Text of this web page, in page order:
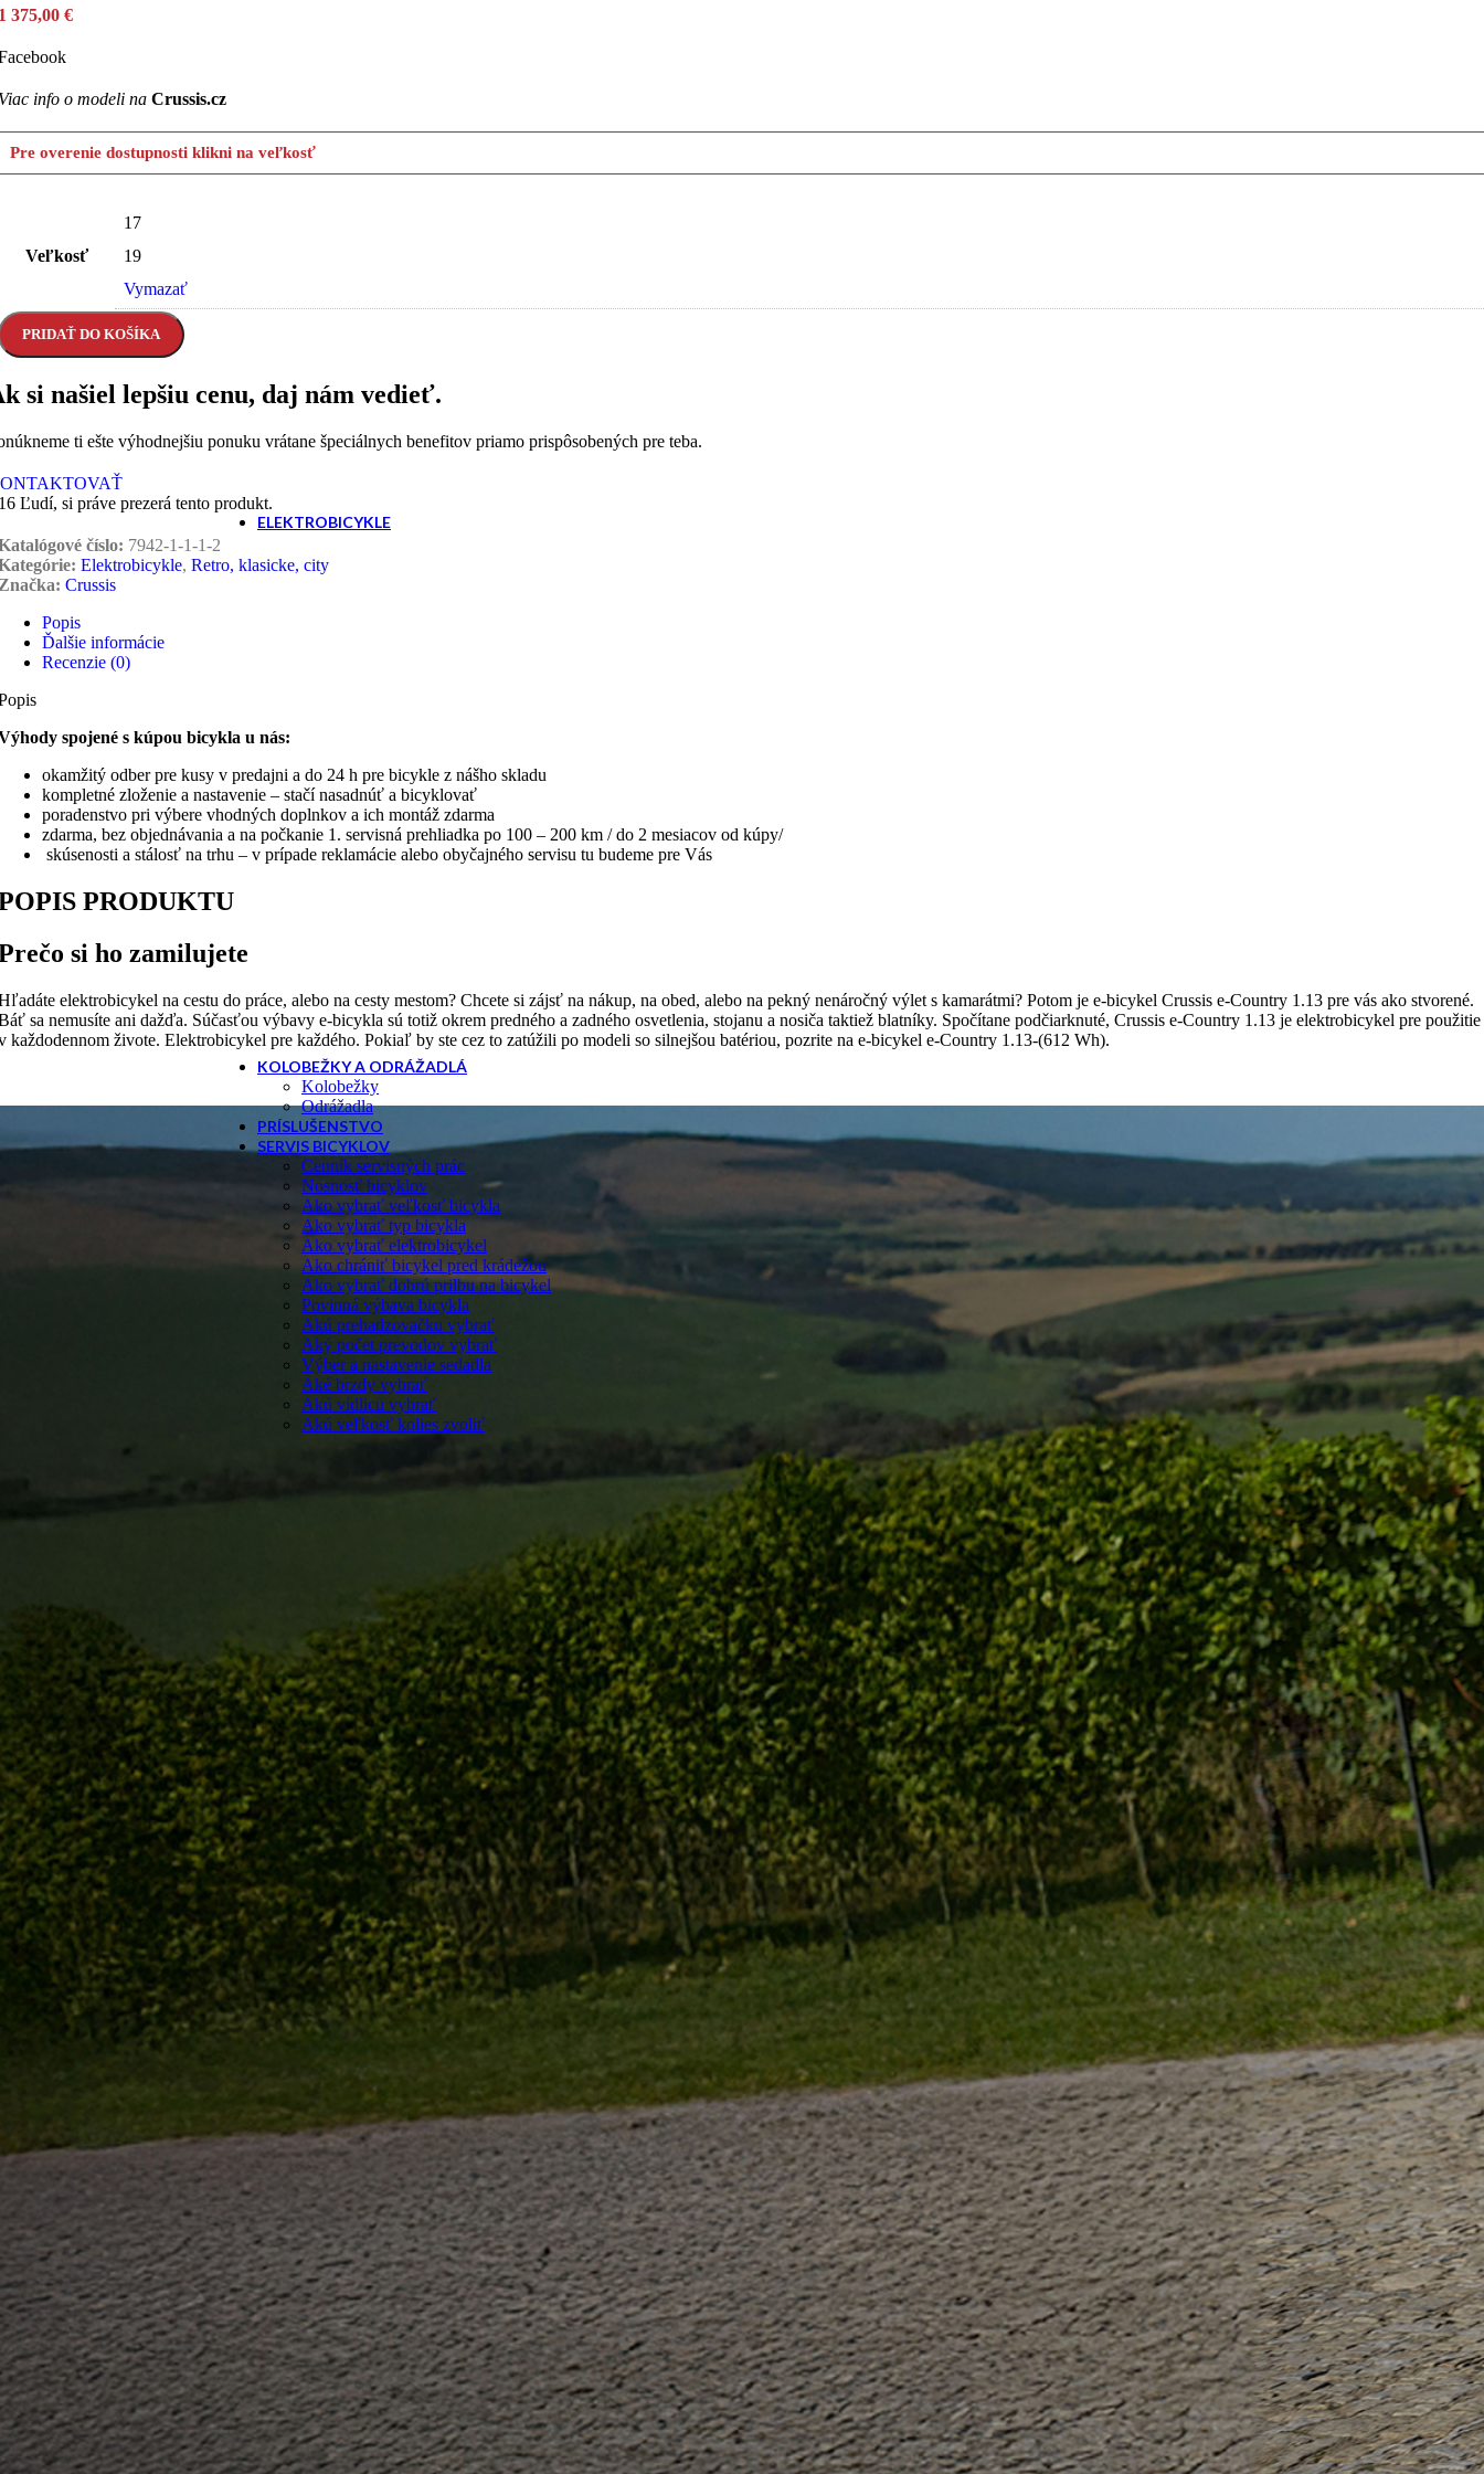
Galanta
+421 908 117 033
ELEKTROBICYKLE
Horské - MTB
Retro, klasicke, city
KOLOBEŽKY A ODRÁŽADLÁ
Kolobežky
Odrážadla
PRÍSLUŠENSTVO
SERVIS BICYKLOV
Cenník servisných prác
Nosnosť bicyklov
Ako vybrať veľkosť bicykla
Ako vybrať typ bicykla
Ako vybrať elektrobicykel
Ako chrániť bicykel pred krádežou
Ako vybrať dobrú prilbu na bicykel
Povinná výbava bicykla
Akú prehadzovačku vybrať
Aký počet prevodov vybrať
Výber a nastavenie sedadla
Aké brzdy vybrať
Akú vidlicu vybrať
Akú veľkosť kolies zvoliť
375,00 €
info o modeli na Crussis.cz
Pre overenie dostupnosti klikni na veľkosť
Veľkosť
17
19
Vymazať
PRIDAŤ DO KOŠÍKA
si našiel lepšiu cenu, daj nám vedieť.
ti ešte výhodnejšiu ponuku vrátane špeciálnych benefitov priamo prispôsobených pre teba.
Ľudí, si práve prezerá tento produkt.
číslo: 7942-1-1-1-2
Elektrobicykle, Retro, klasicke, city
Crussis
Popis
Ďalšie informácie
Recenzie (0)
spojené s kúpou bicykla u nás:
okamžitý odber pre kusy v predajni a do 24 h pre bicykle z nášho skladu
kompletné zloženie a nastavenie – stačí nasadnúť a bicyklovať
poradenstvo pri výbere vhodných doplnkov a ich montáž zdarma
zdarma, bez objednávania a na počkanie 1. servisná prehliadka po 100 – 200 km / do 2 mesiacov od kúpy/
skúsenosti a stálosť na trhu – v prípade reklamácie alebo obyčajného servisu tu budeme pre Vás
PRODUKTU
si ho zamilujete
elektrobicykel na cestu do práce, alebo na cesty mestom? Chcete si zájsť na nákup, na obed, alebo na pekný nenáročný výlet s kamarátmi? Potom je e-bicykel Crussis e-Country 1.13 pre vás ako stvorené.
sa nemusíte ani dažďa. Súčasťou výbavy e-bicykla sú totiž okrem predného a zadného osvetlenia, stojanu a nosiča taktiež blatníky. Spočítane podčiarknuté, Crussis e-Country 1.13 je elektrobicykel pre použitie
každodennom živote. Elektrobicykel pre každého. Pokiaľ by ste cez to zatúžili po modeli so silnejšou batériou, pozrite na e-bicykel e-Country 1.13-(612 Wh).